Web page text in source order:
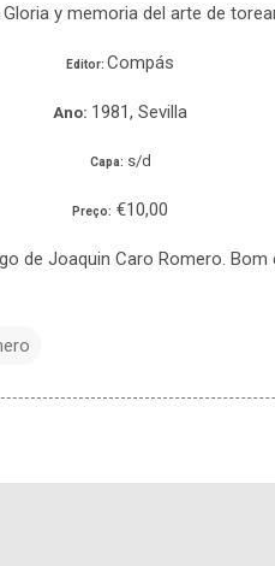
Gloria y memoria del arte de
Editor: Compás
Ano: 1981, Sevilla
Capa: s/d
Preço: €10,00
de Joaquin Caro Romero. Bom